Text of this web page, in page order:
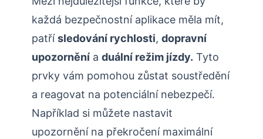
každá bezpečnostní aplikace měla mít,
patřísledování rychlosti, dopravní
upozornění a duální režim jízdy. Tyto
prvky vám pomohou zůstat soustředění
a reagovat na potenciální nebezpečí.
Například si můžete nastavit
upozornění na překročení maximální